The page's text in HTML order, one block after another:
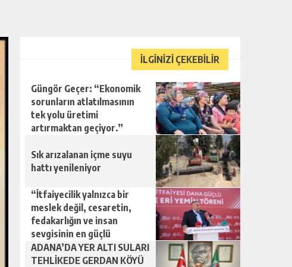
İLGİNİZİ ÇEKEBİLİR
Güngör Geçer: “Ekonomik
sorunların atlatılmasının
tek yolu üretimi
artırmaktan geçiyor.”
Sık arızalanan içme suyu
hattı yenileniyor
“İtfaiyecilik yalnızca bir
meslek değil, cesaretin,
fedakarlığın ve insan
sevgisinin en güçlü
temsilidir.”
ADANA’DA YER ALTI SULARI
TEHLİKEDE GERDAN KÖYÜ